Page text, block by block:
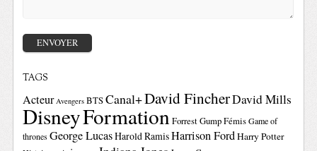
TAGS
Acteur Avengers BTSCanal+David FincherDavid Mills
DisneyFormationForrest GumpFémis Game of
thrones George LucasHarold RamisHarrison FordHarry Potter